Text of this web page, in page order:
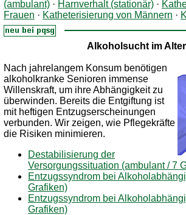
(ambulant) · Harnverhalt (stationär) ·
Frauen · Katheterisierung von Männern ·
Alkoholsucht im Alter
Nach jahrelangem Konsum benötigen
alkoholkranke Senioren immense
Willenskraft, um ihre Abhängigkeit zu
überwinden. Bereits die Entgiftung ist
mit heftigen Entzugserscheinungen
verbunden. Wir zeigen, wie Pflegekräfte
die Risiken minimieren.
Destabilisierung der
Versorgungssituation (ambulant / 7
Entzugssyndrom bei
Grafiken)
Entzugssyndrom bei
Grafiken)